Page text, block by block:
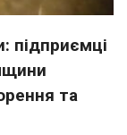
підприємці
та